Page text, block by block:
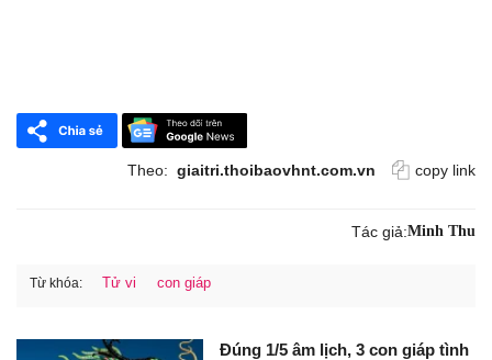
Theo: giaitri.thoibaovhnt.com.vn copy link
Tác giả:Minh Thu
Từ khóa: Tử vi con giáp
Đúng 1/5 âm lịch, 3 con giáp tình